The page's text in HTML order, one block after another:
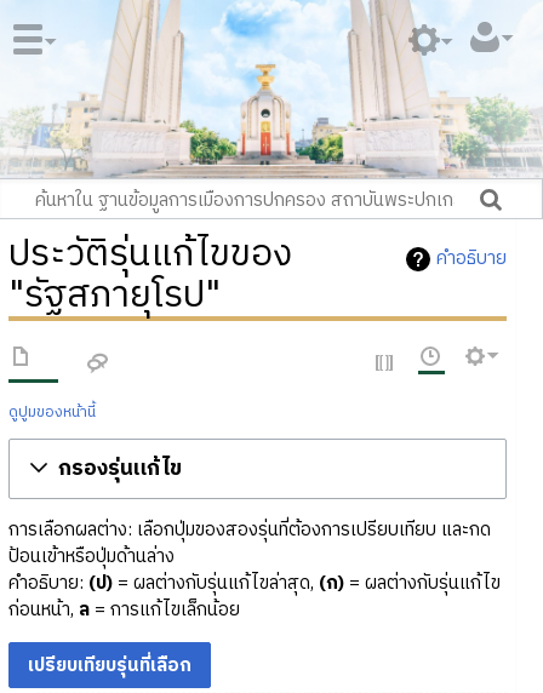
คำอธิบาย
ประวัติรุ่นแก้ไขของ
"รัฐสภายุโรป"
ดูปูมของหน้านี้
กรองรุ่นแก้ไข
การเลือกผลต่าง: เลือกปุ่มของสองรุ่นที่ต้องการเปรียบเทียบ และกด
ป้อนเข้าหรือปุ่มด้านล่าง
คำอธิบาย: (ป)= ผลต่างกับรุ่นแก้ไขล่าสุด, (ก)= ผลต่างกับรุ่นแก้ไข
ก่อนหน้า, ล= การแก้ไขเล็กน้อย